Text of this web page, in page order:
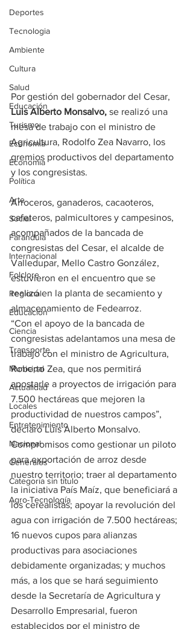
Deportes
Tecnologia
Ambiente
Cultura
Salud
Educación
Turismo
Economía
Economía
Política
Arte
Social
Farandula
Internacional
Folclore
Regional
Educación
Ciencia
Transporte
Municipal
Actualidad
Locales
Entretenimiento
Nacional
Generales
Categoría sin título
Agro-Tecnología
Por gestión del gobernador del Cesar,
Luis Alberto Monsalvo, se realizó una
mesa de trabajo con el ministro de
Agricultura, Rodolfo Zea Navarro, los
gremios productivos del departamento
y los congresistas.
Arroceros, ganaderos, cacaoteros,
cafeteros, palmicultores y campesinos,
acompañados de la bancada de
congresistas del Cesar, el alcalde de
Valledupar, Mello Castro González,
estuvieron en el encuentro que se
realizó en la planta de secamiento y
almacenamiento de Fedearroz.
“Con el apoyo de la bancada de
congresistas adelantamos una mesa de
trabajo con el ministro de Agricultura,
Roberto Zea, que nos permitirá
apostarle a proyectos de irrigación para
7.500 hectáreas que mejoren la
productividad de nuestros campos”,
declaró Luis Alberto Monsalvo.
Compromisos como gestionar un piloto
para exportación de arroz desde
nuestro territorio; traer al departamento
la iniciativa País Maíz, que beneficiará a
los cerealistas; apoyar la revolución del
agua con irrigación de 7.500 hectáreas;
16 nuevos cupos para alianzas
productivas para asociaciones
debidamente organizadas; y muchos
más, a los que se hará seguimiento
desde la Secretaría de Agricultura y
Desarrollo Empresarial, fueron
establecidos por el ministro de